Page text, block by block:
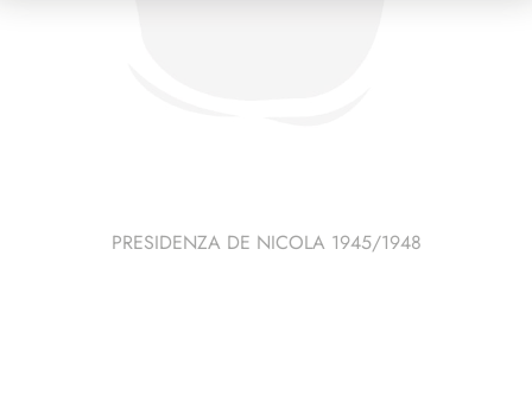
PRESIDENZA DE NICOLA 1945/1948